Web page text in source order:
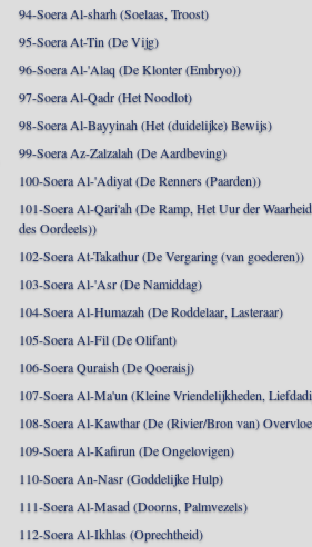
94-Soera Al-sharh (Soelaas, Troost)
95-Soera At-Tin (De Vijg)
96-Soera Al-'Alaq (De Klonter (Embryo))
97-Soera Al-Qadr (Het Noodlot)
98-Soera Al-Bayyinah (Het (duidelijke) Bewijs)
99-Soera Az-Zalzalah (De Aardbeving)
100-Soera Al-'Adiyat (De Renners (Paarden))
101-Soera Al-Qari'ah (De Ramp, Het Uur der
des Oordeels))
102-Soera At-Takathur (De Vergaring (van goederen))
103-Soera Al-'Asr (De Namiddag)
104-Soera Al-Humazah (De Roddelaar, Lasteraar)
105-Soera Al-Fil (De Olifant)
106-Soera Quraish (De Qoeraisj)
107-Soera Al-Ma'un (Kleine Vriendelijkheden,
108-Soera Al-Kawthar (De (Rivier/Bron van)
109-Soera Al-Kafirun (De Ongelovigen)
110-Soera An-Nasr (Goddelijke Hulp)
111-Soera Al-Masad (Doorns, Palmvezels)
112-Soera Al-Ikhlas (Oprechtheid)